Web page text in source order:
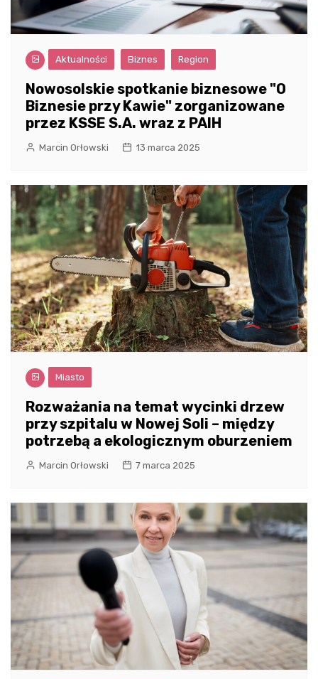
Aktualności Biznes Region
Nowosolskie spotkanie biznesowe "O
Biznesie przy Kawie" zorganizowane
przez KSSE S.A. wraz z PAIH
Marcin Orłowski 13 marca 2025
Miasto
Rozważania na temat wycinki drzew
przy szpitalu w Nowej Soli – między
potrzebą a ekologicznym oburzeniem
Marcin Orłowski 7 marca 2025